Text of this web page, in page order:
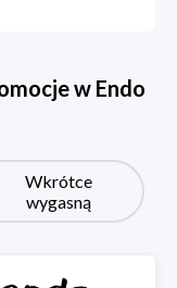
w Endo
Wkrótce
wygasną